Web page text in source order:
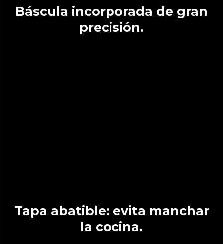
Báscula incorporada de gran
precisión.
Tapa abatible: evita manchar
la cocina.